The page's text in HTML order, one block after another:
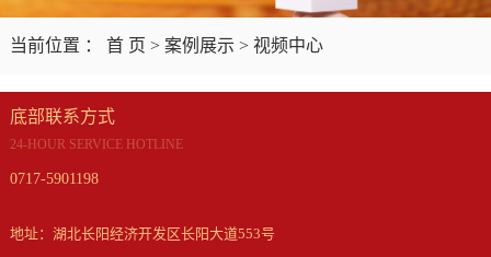
当前位置 ： 首 页 > 案例展示 > 视频中心
底部联系方式
24-HOUR SERVICE HOTLINE
0717-5901198
地址：湖北长阳经济开发区长阳大道553号